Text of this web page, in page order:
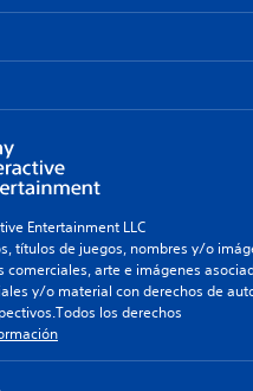
Entertainment LLC
títulos de juegos, nombres y/o
comerciales, arte e imágenes
y/o material con derechos de
los derechos